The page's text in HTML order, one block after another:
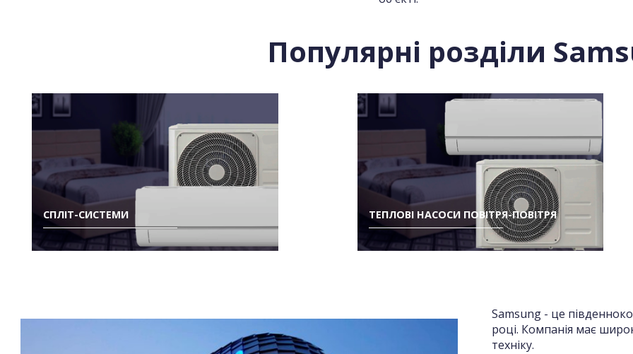
Популярні розділи
СПЛІТ-СИСТЕМИ ТЕПЛОВІ НАСОСИ ПОВІТРЯ-ПОВІТРЯ
Samsung - це
році. Компанія має
техніку.